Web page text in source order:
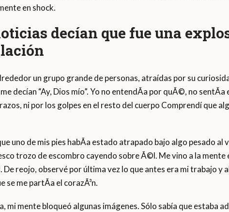
en shock.
decían que fue una
un grupo grande de personas, atraídas por su
decían “Ay, Dios mío”. Yo no entendÃ­a por quÃ©, no
ni por los golpes en el resto del cuerpo Comprendí que
uno de mis pies habÃ­a estado atrapado bajo algo pesado
trozo de escombro cayendo sobre Ã©l. Me vino a la
De reojo, observé por última vez lo que antes era mi trabajo
se me partÃ­a el corazÃ³n.
mi mente bloqueó algunas imágenes. Sólo sabía que estaba